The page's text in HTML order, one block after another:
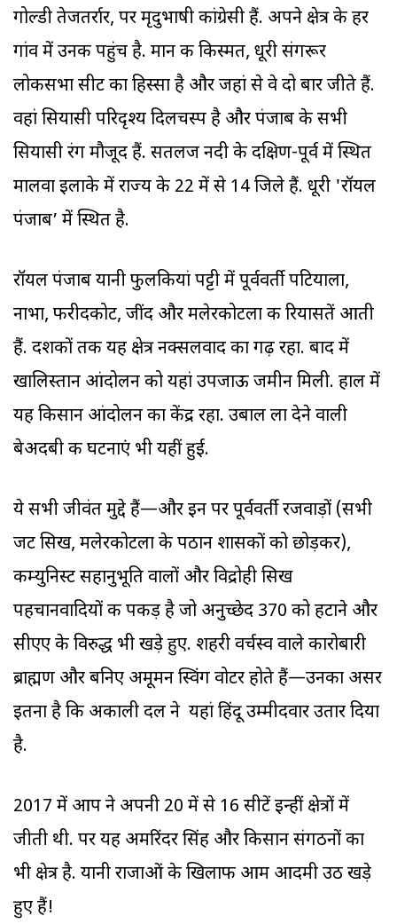
गोल्डी तेजतर्रार, पर मृदुभाषी कांग्रेसी हैं. अपने क्षेत्र के हर
गांव में उनकी पहुंच है. मान की किस्मत, धूरी संगरूर
लोकसभा सीट का हिस्सा है और जहां से वे दो बार जीते हैं.
वहां सियासी परिदृश्य दिलचस्प है और पंजाब के सभी
सियासी रंग मौजूद हैं. सतलज नदी के दक्षिण-पूर्व में स्थित
मालवा इलाके में राज्य के 22 में से 14 जिले हैं. धूरी 'रॉयल
पंजाब’ में स्थित है.
रॉयल पंजाब यानी फुलकियां पट्टी में पूर्ववर्ती पटियाला,
नाभा, फरीदकोट, जींद और मलेरकोटला की रियासतें आती
हैं. दशकों तक यह क्षेत्र नक्सलवाद का गढ़ रहा. बाद में
खालिस्तान आंदोलन को यहां उपजाऊ जमीन मिली. हाल में
यह किसान आंदोलन का केंद्र रहा. उबाल ला देने वाली
बेअदबी की घटनाएं भी यहीं हुईं.
ये सभी जीवंत मुद्दे हैं—और इन पर पूर्ववर्ती रजवाड़ों (सभी
जट सिख, मलेरकोटला के पठान शासकों को छोड़कर),
कम्युनिस्ट सहानुभूति वालों और विद्रोही सिख
पहचानवादियों की पकड़ है जो अनुच्छेद 370 को हटाने और
सीएए के विरुद्ध भी खड़े हुए. शहरी वर्चस्व वाले कारोबारी
ब्राह्मण और बनिए अमूमन स्विंग वोटर होते हैं—उनका असर
इतना है कि अकाली दल ने यहां हिंदू उम्मीदवार उतार दिया
है.
2017 में आप ने अपनी 20 में से 16 सीटें इन्हीं क्षेत्रों में
जीती थी. पर यह अमरिंदर सिंह और किसान संगठनों का
भी क्षेत्र है. यानी राजाओं के खिलाफ आम आदमी उठ खड़े
हुए हैं!